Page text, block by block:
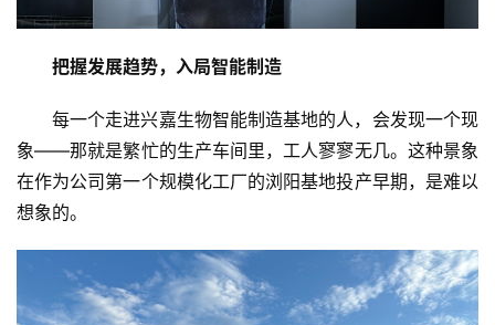
把握发展趋势，入局智能制造
每一个走进兴嘉生物智能制造基地的人，会发现一个现
象——那就是繁忙的生产车间里，工人寥寥无几。这种景象
在作为公司第一个规模化工厂的浏阳基地投产早期，是难以
想象的。